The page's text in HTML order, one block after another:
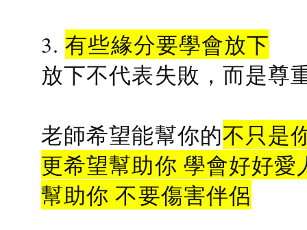
3.有些緣分要學會放下
放下不代表失敗，而是尊
老師希望能幫你的不只是
更希望幫助你 學會好好愛
幫助你 不要傷害伴侶